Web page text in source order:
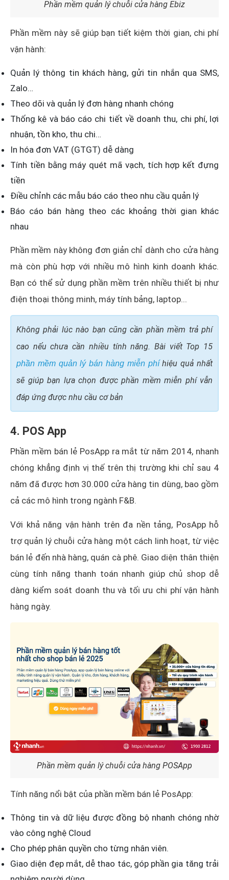
Phần mềm quản lý chuỗi cửa hàng Ebiz
Phần mềm này sẽ giúp bạn tiết kiệm thời gian, chi phí
vận hành:
Quản lý thông tin khách hàng, gửi tin nhắn qua SMS,
Zalo…
Theo dõi và quản lý đơn hàng nhanh chóng
Thống kê và báo cáo chi tiết về doanh thu, chi phí, lợi
nhuận, tồn kho, thu chi…
In hóa đơn VAT (GTGT) dễ dàng
Tính tiền bằng máy quét mã vạch, tích hợp kết đựng
tiền
Điều chỉnh các mẫu báo cáo theo nhu cầu quản lý
Báo cáo bán hàng theo các khoảng thời gian khác
nhau
Phần mềm này không đơn giản chỉ dành cho cửa hàng
mà còn phù hợp với nhiều mô hình kinh doanh khác.
Bạn có thể sử dụng phần mềm trên nhiều thiết bị như
điện thoại thông minh, máy tính bảng, laptop...
Không phải lúc nào bạn cũng cần phần mềm trả phí
cao nếu chưa cần nhiều tính năng. Bài viết Top 15
phần mềm quản lý bán hàng miễn phíhiệu quả nhất
sẽ giúp bạn lựa chọn được phần mềm miễn phí vẫn
đáp ứng được nhu cầu cơ bản
4. POS App
Phần mềm bán lẻ PosApp ra mắt từ năm 2014, nhanh
chóng khẳng định vị thế trên thị trường khi chỉ sau 4
năm đã được hơn 30.000 cửa hàng tin dùng, bao gồm
cả các mô hình trong ngành F&B.
Với khả năng vận hành trên đa nền tảng, PosApp hỗ
trợ quản lý chuỗi cửa hàng một cách linh hoạt, từ việc
bán lẻ đến nhà hàng, quán cà phê. Giao diện thân thiện
cùng tính năng thanh toán nhanh giúp chủ shop dễ
dàng kiểm soát doanh thu và tối ưu chi phí vận hành
hàng ngày.
Phần mềm quản lý chuỗi cửa hàng POSApp
Tính năng nổi bật của phần mềm bán lẻ PosApp:
Thông tin và dữ liệu được đồng bộ nhanh chóng nhờ
vào công nghệ Cloud
Cho phép phân quyền cho từng nhân viên.
Giao diện đẹp mắt, dễ thao tác, góp phần gia tăng trải